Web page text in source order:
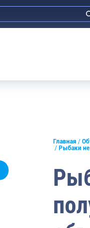
Анонсы
Отраслевые СМИ
Выставки и конференции
Рыбоохрана России
Главная
Рыбаки